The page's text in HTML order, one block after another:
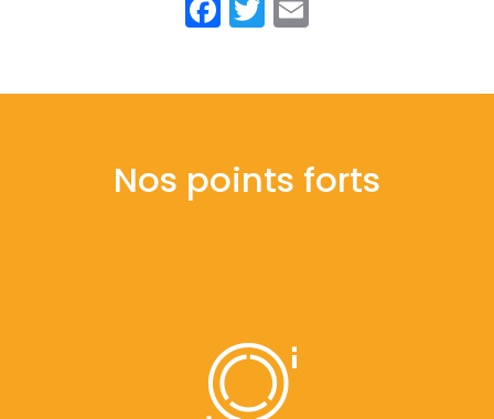
Nos points forts